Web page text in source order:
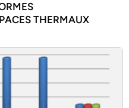
THERMAUX